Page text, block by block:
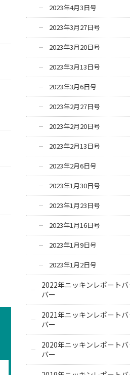
2023年4月3日号
2023年3月27日号
2023年3月20日号
2023年3月13日号
2023年3月6日号
2023年2月27日号
2023年2月20日号
2023年2月13日号
2023年2月6日号
2023年1月30日号
2023年1月23日号
2023年1月16日号
2023年1月9日号
2023年1月2日号
2022年ニッキンレポート
バー
2021年ニッキンレポート
バー
2020年ニッキンレポート
バー